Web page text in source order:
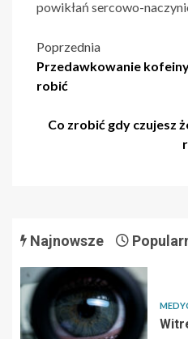
powikłań sercowo-
Nawigacja
wpisu
Poprzednia
Przedawkowanie
robić
Co zrobić gdy czujesz
Najnowsze